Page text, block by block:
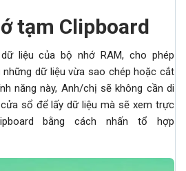
tạm Clipboard
liệu của bộ nhớ RAM, cho phép
dữ liệu vừa sao chép hoặc cắt
năng này, Anh/chị sẽ không cần di
sổ để lấy dữ liệu mà sẽ xem trực
bằng cách nhấn tổ hợp